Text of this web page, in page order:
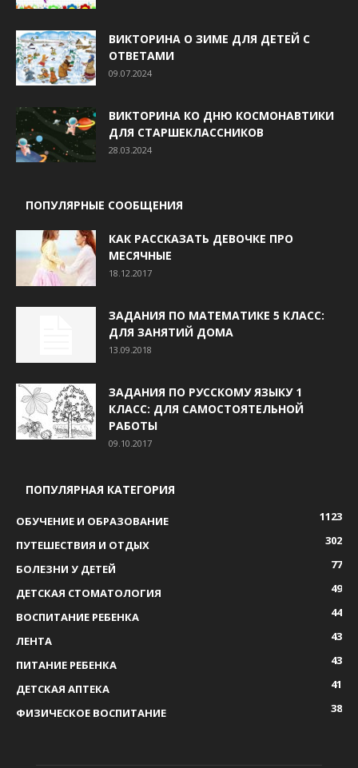
ВИКТОРИНА О ЗИМЕ ДЛЯ ДЕТЕЙ С
ОТВЕТАМИ
09.07.2024
ВИКТОРИНА КО ДНЮ КОСМОНАВТИКИ
ДЛЯ СТАРШЕКЛАССНИКОВ
28.03.2024
ПОПУЛЯРНЫЕ СООБЩЕНИЯ
КАК РАССКАЗАТЬ ДЕВОЧКЕ ПРО
МЕСЯЧНЫЕ
18.12.2017
ЗАДАНИЯ ПО МАТЕМАТИКЕ 5 КЛАСС:
ДЛЯ ЗАНЯТИЙ ДОМА
13.09.2018
ЗАДАНИЯ ПО РУССКОМУ ЯЗЫКУ 1
КЛАСС: ДЛЯ САМОСТОЯТЕЛЬНОЙ
РАБОТЫ
09.10.2017
ПОПУЛЯРНАЯ КАТЕГОРИЯ
ОБУЧЕНИЕ И ОБРАЗОВАНИЕ
1123
ПУТЕШЕСТВИЯ И ОТДЫХ
302
БОЛЕЗНИ У ДЕТЕЙ
77
ДЕТСКАЯ СТОМАТОЛОГИЯ
49
ВОСПИТАНИЕ РЕБЕНКА
44
ЛЕНТА
43
ПИТАНИЕ РЕБЕНКА
43
ДЕТСКАЯ АПТЕКА
41
ФИЗИЧЕСКОЕ ВОСПИТАНИЕ
38